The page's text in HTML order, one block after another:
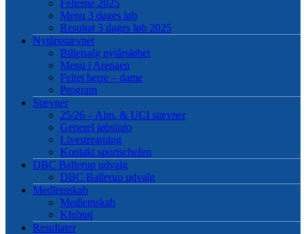
Felterne 2025
Menu 3 dages løb
Resultat 3 dages løb 2025
Nytårsstævnet
Billetsalg nytårsløbet
Menu i Arenaen
Feltet herre – dame
Program
Stævner
25/26 – Alm. & UCI stævner
Generel løbsinfo
Livestreaming
Kontakt sportschefen
DBC Ballerup udvalg
DBC Ballerup udvalg
Medlemskab
Medlemskab
Klubtøj
Resultater